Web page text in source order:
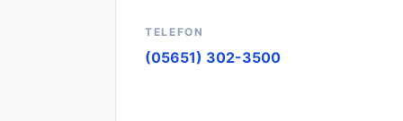
TELEFON
(05651) 302-3500